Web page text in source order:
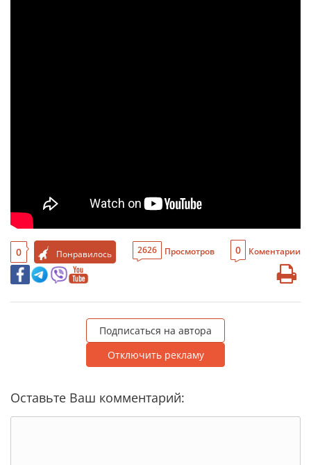
0 Понравилось 2626 Просмотров 0 Коментарии
Подписаться на автора
Отключить рекламу
Оставьте Ваш комментарий: